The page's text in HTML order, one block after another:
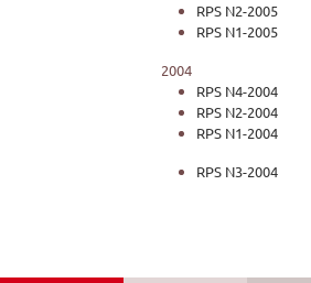
RPS N2-2005
RPS N1-2005
2004
RPS N4-2004
RPS N2-2004
RPS N1-2004
RPS N3-2004